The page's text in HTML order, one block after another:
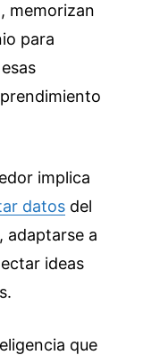
memorizan
para
implica
datos del
adaptarse a
ideas
que